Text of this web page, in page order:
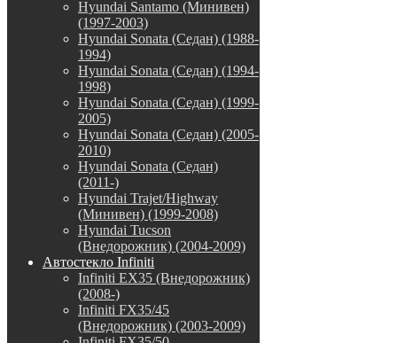
Hyundai Santamo (Минивен)
(1997-2003)
Hyundai Sonata (Седан) (1988-
1994)
Hyundai Sonata (Седан) (1994-
1998)
Hyundai Sonata (Седан) (1999-
2005)
Hyundai Sonata (Седан) (2005-
2010)
Hyundai Sonata (Седан)
(2011-)
Hyundai Trajet/Highway
(Минивен) (1999-2008)
Hyundai Tucson
(Внедорожник) (2004-2009)
Автостекло Infiniti
Infiniti EX35 (Внедорожник)
(2008-)
Infiniti FX35/45
(Внедорожник) (2003-2009)